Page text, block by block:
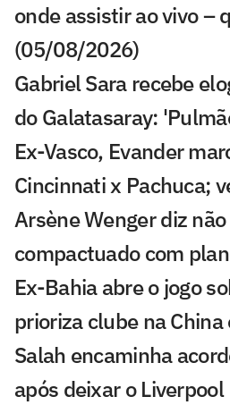
onde assistir ao vivo –
(05/08/2026)
Gabriel Sara recebe
do Galatasaray:
Ex-Vasco, Evander
Cincinnati x Pachuca;
Arsène Wenger diz
compactuado com
Ex-Bahia abre o jogo
prioriza clube na
Salah encaminha
após deixar o Liverpool